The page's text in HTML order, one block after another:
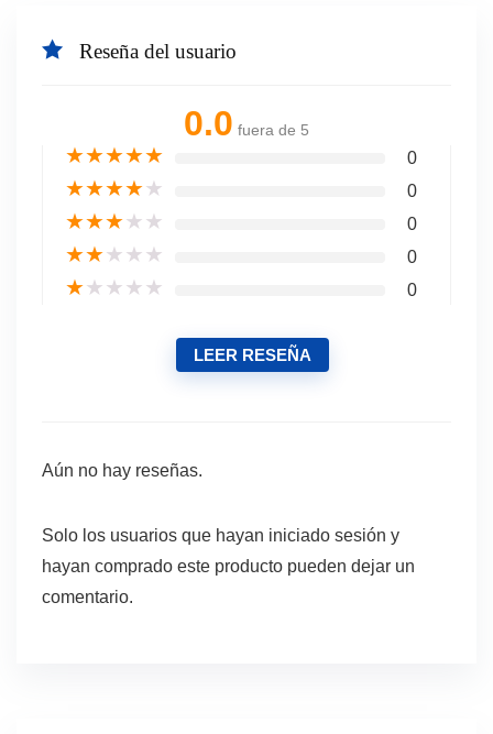
Reseña del usuario
0.0 fuera de 5
★★★★★ 0
★★★★★ 0
★★★★★ 0
★★★★★ 0
★★★★★ 0
LEER RESEÑA
Aún no hay reseñas.
Solo los usuarios que hayan iniciado sesión y
hayan comprado este producto pueden dejar un
comentario.